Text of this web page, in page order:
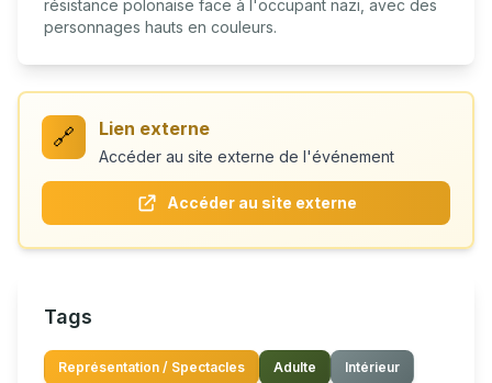
résistance polonaise face à l'occupant nazi, avec des
personnages hauts en couleurs.
🔗 Lien externe
Accéder au site externe de l'événement
Accéder au site externe
Tags
Représentation / Spectacles Adulte Intérieur